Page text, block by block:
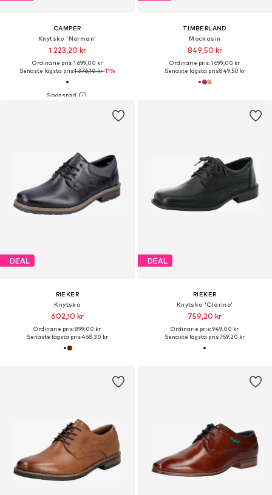
CAMPER
Knytsko 'Norman'
1 223,20 kr
Ordinarie pris: 1 699,00 kr
Senaste lägsta pris:1 376,10 kr-11%
TIMBERLAND
Mockasin
849,50 kr
Ordinarie pris: 1 699,00 kr
Senaste lägsta pris:849,50 kr
DEAL
RIEKER
Knytsko
602,10 kr
Ordinarie pris: 899,00 kr
Senaste lägsta pris:468,30 kr
DEAL
RIEKER
Knytsko 'Clarino'
759,20 kr
Ordinarie pris: 949,00 kr
Senaste lägsta pris:759,20 kr